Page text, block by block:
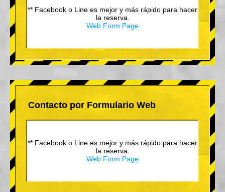
** Facebook o Line es mejor y más rápido para hacer
la reserva.
Web Form Page
Contacto por Formulario Web
** Facebook o Line es mejor y más rápido para hacer
la reserva.
Web Form Page